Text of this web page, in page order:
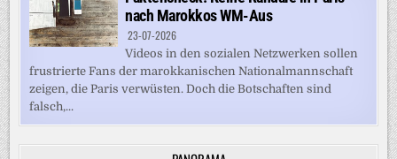
nach Marokkos WM-Aus
23-07-2026
Videos in den sozialen Netzwerken sollen
frustrierte Fans der marokkanischen Nationalmannschaft
zeigen, die Paris verwüsten. Doch die Botschaften sind
falsch,...